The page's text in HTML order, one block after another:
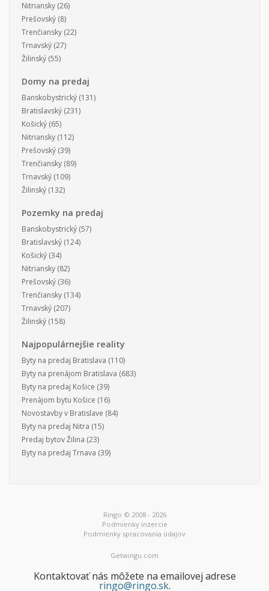
Nitriansky (26)
Prešovský (8)
Trenčiansky (22)
Trnavský (27)
Žilinský (55)
Domy na predaj
Banskobystrický (131)
Bratislavský (231)
Košický (65)
Nitriansky (112)
Prešovský (39)
Trenčiansky (89)
Trnavský (109)
Žilinský (132)
Pozemky na predaj
Banskobystrický (57)
Bratislavský (124)
Košický (34)
Nitriansky (82)
Prešovský (36)
Trenčiansky (134)
Trnavský (207)
Žilinský (158)
Najpopulárnejšie reality
Byty na predaj Bratislava (110)
Byty na prenájom Bratislava (683)
Byty na predaj Košice (39)
Prenájom bytu Košice (16)
Novostavby v Bratislave (84)
Byty na predaj Nitra (15)
Predaj bytov Žilina (23)
Byty na predaj Trnava (39)
Ringo © 2008 - 2026
Podmienky inzercie
Podmienky spracovania údajov
Getwingu.com
Kontaktovať nás môžete na emailovej adrese
ringo@ringo.sk.